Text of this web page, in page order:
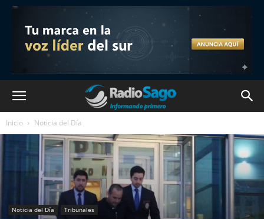
Inicio Noticia del Día
Noticia del Día Tribunales